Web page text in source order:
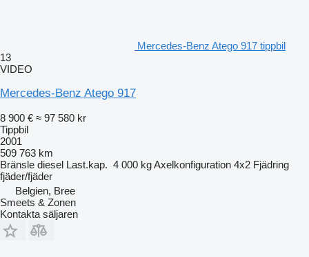
Mercedes-Benz Atego 917 tippbil
13
VIDEO
Mercedes-Benz Atego 917
8 900 € ≈ 97 580 kr
Tippbil
2001
509 763 km
Bränsle diesel Last.kap. 4 000 kgAxelkonfiguration 4x2 Fjädring
fjäder/fjäder
Belgien, Bree
Smeets & Zonen
Kontakta säljaren